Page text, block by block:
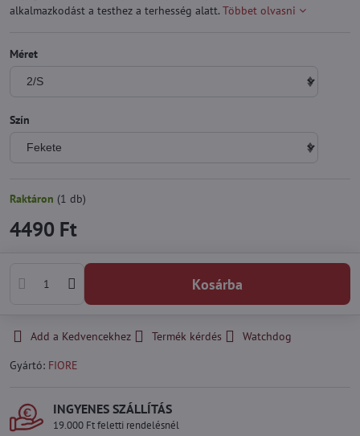
alkalmazkodást a testhez a terhesség alatt. Többet olvasni
Méret
Szín
Raktáron (1 db)
4490 Ft
Kosárba
Add a Kedvencekhez Termék kérdés
Watchdog
Gyártó: FIORE
INGYENES SZÁLLÍTÁS
19.000 Ft feletti rendelésnél